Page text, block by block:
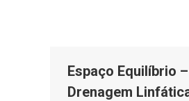
Espaço Equilíbrio
Drenagem